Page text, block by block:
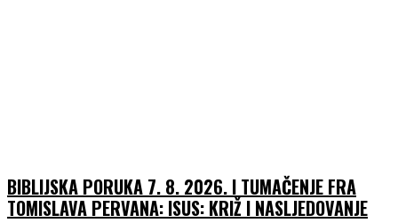
BIBLIJSKA PORUKA 7. 8. 2026. I TUMAČENJE FRA
TOMISLAVA PERVANA: ISUS: KRIŽ I NASLJEDOVANJE